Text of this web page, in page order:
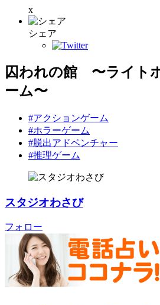
x
シェア
囚われの館 〜ライト
ーム〜
#アクションゲーム
#ホラーゲーム
#脱出アドベンチャー
#推理ゲーム
スタジオわさび
フォロー